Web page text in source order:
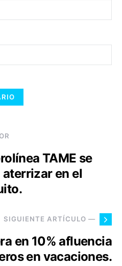
TAME se
aterrizar en el
SIGUIENTE ARTÍCULO —
en 10% afluencia
en vacaciones.